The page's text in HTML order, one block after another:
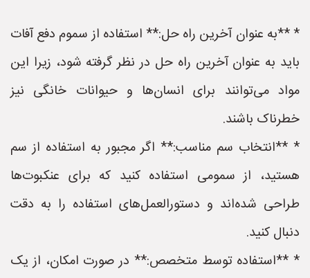
* **به عنوان آخرین راه حل:** استفاده از سموم دفع آفات
باید به عنوان آخرین راه حل در نظر گرفته شود، زیرا این
مواد می‌توانند برای انسان‌ها و حیوانات خانگی نیز
خطرناک باشند.
* **انتخاب سم مناسب:** اگر مجبور به استفاده از سم
هستید، از سمومی استفاده کنید که برای عنکبوت‌ها
طراحی شده‌اند و دستورالعمل‌های استفاده را به دقت
دنبال کنید.
* **استفاده توسط متخصص:** در صورت امکان، از یک